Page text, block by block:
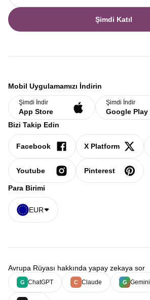
Şimdi Katıl
Mobil Uygulamamızı İndirin
Şimdi İndir
App Store
Şimdi İndir
Google Play
Bizi Takip Edin
Facebook X Platform
Youtube Pinterest
Para Birimi
EUR
Avrupa Rüyası hakkında yapay zekaya sor
G ChatGPT C Claude G Gemini